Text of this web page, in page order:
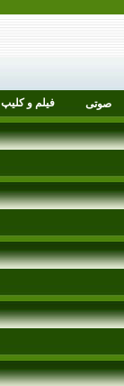
صوتی فیلم و کلیپ